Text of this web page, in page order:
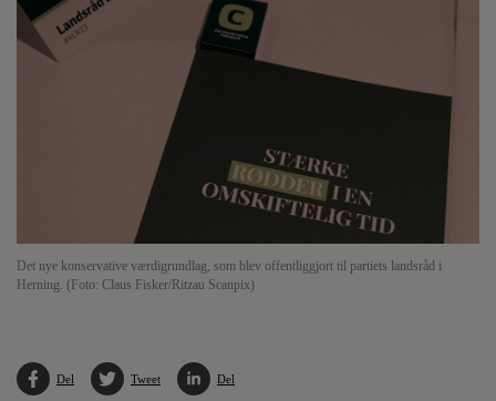
Det nye konservative værdigrundlag, som blev offentliggjort til partiets landsråd i
Herning. (Foto: Claus Fisker/Ritzau Scanpix)
Del Tweet Del